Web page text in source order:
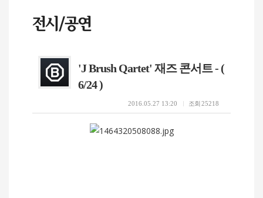
'J Brush Qartet' 재즈 콘서트 - (
6/24 )
조회25218
2016.05.27 13:20